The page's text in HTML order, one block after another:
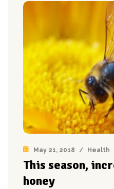
May 21, 2018 / Health
This season,
honey